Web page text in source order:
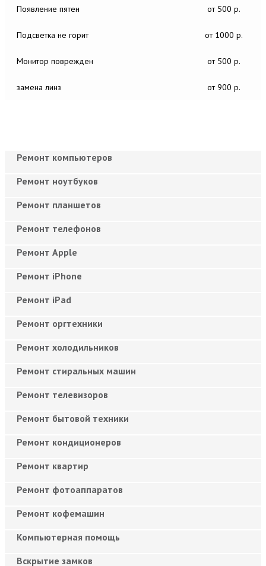
Появление пятен от 500 р.
Подсветка не горит от 1000 р.
Монитор поврежден от 500 р.
замена линз от 900 р.
Ремонт компьютеров
Ремонт ноутбуков
Ремонт планшетов
Ремонт телефонов
Ремонт Apple
Ремонт iPhone
Ремонт iPad
Ремонт оргтехники
Ремонт холодильников
Ремонт стиральных машин
Ремонт телевизоров
Ремонт бытовой техники
Ремонт кондиционеров
Ремонт квартир
Ремонт фотоаппаратов
Ремонт кофемашин
Компьютерная помощь
Вскрытие замков